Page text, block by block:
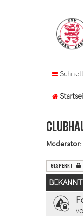
Moderator:
Gesperrt